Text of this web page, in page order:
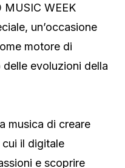
WEEK
un’occasione
motore di
evoluzioni della
musica di creare
cui il digitale
e scoprire